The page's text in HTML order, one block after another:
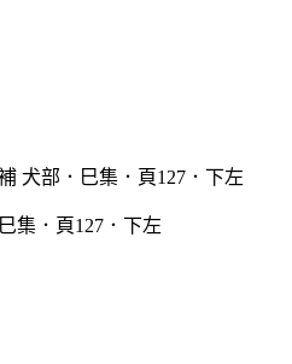
集．頁127．下左